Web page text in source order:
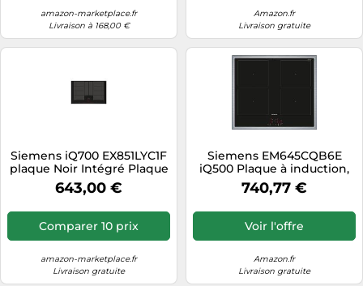
amazon-marketplace.fr
Livraison à 168,00 €
Amazon.fr
Livraison gratuite
Siemens iQ700 EX851LYC1F
plaque Noir Intégré Plaque
avec zone à induction 4
zone(s)
643,00 €
Comparer 10 prix
amazon-marketplace.fr
Livraison gratuite
Siemens EM645CQB6E
iQ500 Plaque à induction,
60 cm, avec cadre, à
induction, avec cadre,
powerInduction, cuisson
plus rapide, plus propre et
740,77 €
Voir l'offre
Amazon.fr
Livraison gratuite